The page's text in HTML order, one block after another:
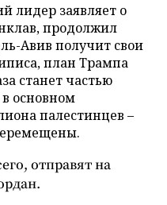
лидер заявляет о
продолжил
Авив получит свои
план Трампа
станет частью
основном
палестинцев –
отправят на